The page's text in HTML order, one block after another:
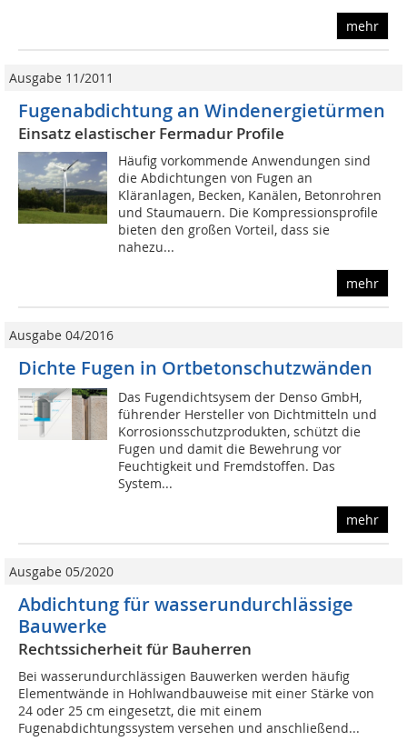
mehr
Ausgabe 11/2011
Fugenabdichtung an Windenergietürmen
Einsatz elastischer Fermadur Profile
Häufig vorkommende Anwendungen sind
die Abdichtungen von Fugen an
Kläranlagen, Becken, Kanälen, Betonrohren
und Staumauern. Die Kompressionsprofile
bieten den großen Vorteil, dass sie
nahezu...
mehr
Ausgabe 04/2016
Dichte Fugen in Ortbetonschutzwänden
Das Fugendichtsysem der Denso GmbH,
führender Hersteller von Dichtmitteln und
Korrosionsschutzprodukten, schützt die
Fugen und damit die Bewehrung vor
Feuchtigkeit und Fremdstoffen. Das
System...
mehr
Ausgabe 05/2020
Abdichtung für wasserundurchlässige
Bauwerke
Rechtssicherheit für Bauherren
Bei wasserundurchlässigen Bauwerken werden häufig
Elementwände in Hohlwandbauweise mit einer Stärke von
24 oder 25 cm eingesetzt, die mit einem
Fugenabdichtungssystem versehen und anschließend...